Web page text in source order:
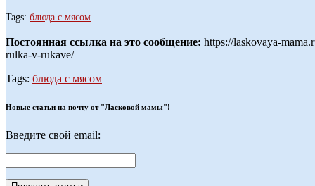
Tags: блюда с мясом
Постоянная ссылка на это сообщение: https://laskovaya-
rulka-v-rukave/
Tags: блюда с мясом
Новые статьи на почту от "Ласковой мамы"!
Введите свой email: